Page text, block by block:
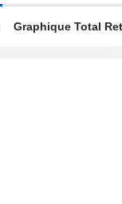
Graphique Total